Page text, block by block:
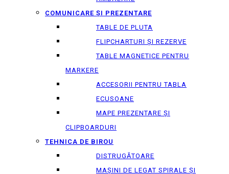
COMUNICARE ȘI PREZENTARE
TABLE DE PLUTA
FLIPCHARTURI ȘI REZERVE
TABLE MAGNETICE PENTRU
MARKERE
ACCESORII PENTRU TABLA
ECUSOANE
MAPE PREZENTARE ȘI
CLIPBOARDURI
TEHNICA DE BIROU
DISTRUGĂTOARE
MAȘINI DE LEGAT SPIRALE ȘI